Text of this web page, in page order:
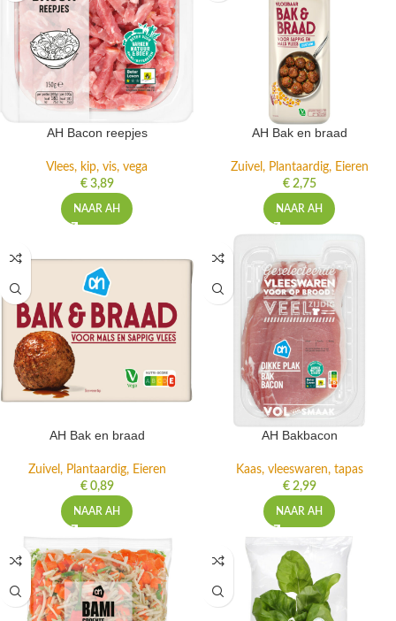
AH Bacon reepjes
Vlees, kip, vis, vega
€3,89
NAAR AH
AH Bak en braad
Zuivel, Plantaardig, Eieren
€2,75
NAAR AH
AH Bak en braad
Zuivel, Plantaardig, Eieren
€0,89
NAAR AH
AH Bakbacon
Kaas, vleeswaren, tapas
€2,99
NAAR AH